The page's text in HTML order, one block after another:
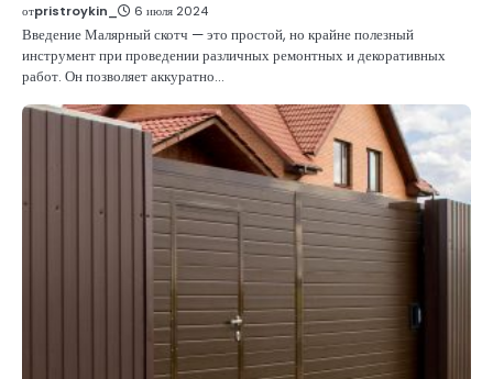
отpristroykin_ 6 июля 2024
Введение Малярный скотч — это простой, но крайне полезный
инструмент при проведении различных ремонтных и декоративных
работ. Он позволяет аккуратно…